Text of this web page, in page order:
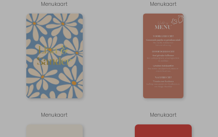
Menukaart Menukaart
Menukaart Menukaart